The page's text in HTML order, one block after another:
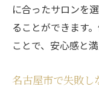
に合ったサロンを
ることができます
ことで、安心感と
名古屋市で失敗し